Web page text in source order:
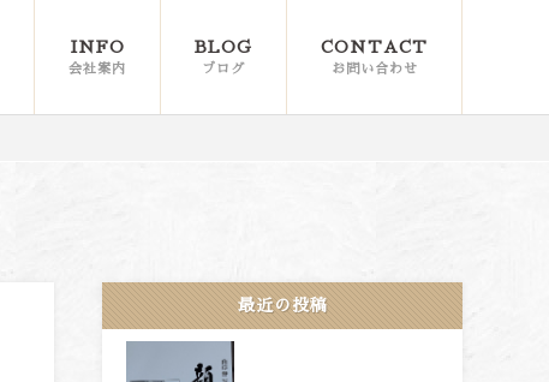
INFO
会社案内
BLOG
ブログ
CONTACT
お問い合わせ
最近の投稿